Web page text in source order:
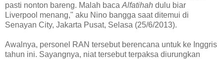
pasti nonton bareng. Malah baca Alfatihah dulu biar
Liverpool menang," aku Nino bangga saat ditemui di
Senayan City, Jakarta Pusat, Selasa (25/6/2013).
Awalnya, personel RAN tersebut berencana untuk ke Inggris
tahun ini. Sayangnya, niat tersebut terpaksa diurungkan